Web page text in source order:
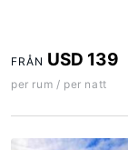
FRÅN USD 139
per rum / per natt